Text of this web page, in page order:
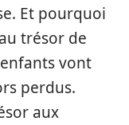
Et pourquoi
trésor de
vont
perdus.
aux